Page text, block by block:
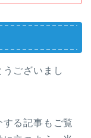
ございまし
る記事もご覧